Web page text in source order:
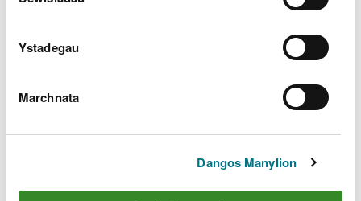
Ystadegau
Marchnata
Dangos Manylion
Ardal y Gogledd
Llyn Bedydd, Clwyd
SJ 471 391
Llyn Creiniog, Clwyd
SH 927 652
Uchaf
SO 169 967 -
a